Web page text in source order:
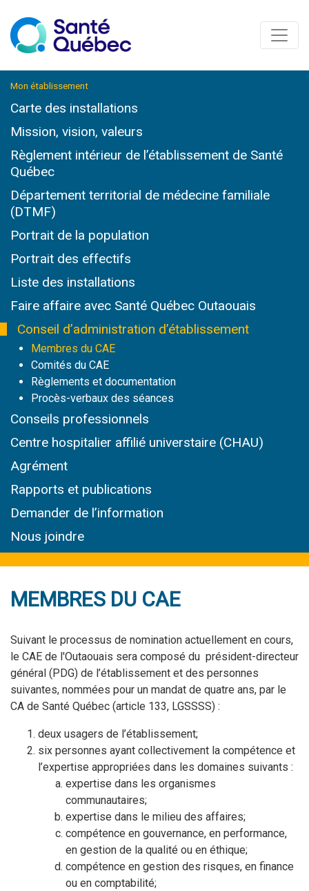
Mon établissement
Carte des installations
Mission, vision, valeurs
Règlement intérieur de l’établissement de Santé
Québec
Département territorial de médecine familiale
(DTMF)
Portrait de la population
Portrait des effectifs
Liste des installations
Faire affaire avec Santé Québec Outaouais
Conseil d’administration d’établissement
Membres du CAE
Comités du CAE
Règlements et documentation
Procès-verbaux des séances
Conseils professionnels
Centre hospitalier affilié universtaire (CHAU)
Agrément
Rapports et publications
Demander de l’information
Nous joindre
MEMBRES DU CAE
Suivant le processus de nomination actuellement en cours,
le CAE de l'Outaouais sera composé du président-directeur
général (PDG) de l’établissement et des personnes
suivantes, nommées pour un mandat de quatre ans, par le
CA de Santé Québec (article 133, LGSSSS) :
deux usagers de l’établissement;
six personnes ayant collectivement la compétence et
l’expertise appropriées dans les domaines suivants :
expertise dans les organismes
communautaires;
expertise dans le milieu des affaires;
compétence en gouvernance, en performance,
en gestion de la qualité ou en éthique;
compétence en gestion des risques, en finance
ou en comptabilité;